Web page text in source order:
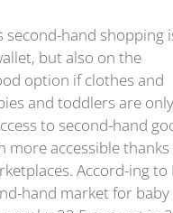
second-hand shopping
but also on the
option if clothes and
and toddlers are
to second-hand
more accessible
Accord-ing to
hand market for baby